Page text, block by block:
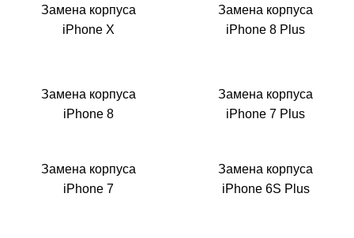
Замена корпуса
iPhone X
Замена корпуса
iPhone 8 Plus
Замена корпуса
iPhone 8
Замена корпуса
iPhone 7 Plus
Замена корпуса
iPhone 7
Замена корпуса
iPhone 6S Plus